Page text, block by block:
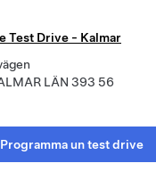
Test Drive - Kalmar
LÄN 393 56
Programma un test drive